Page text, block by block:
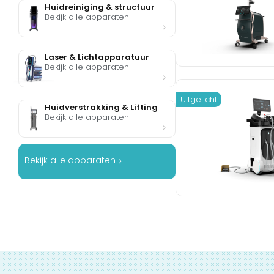
Huidreiniging & structuur
Bekijk alle apparaten
Laser & Lichtapparatuur
Bekijk alle apparaten
Huidverstrakking & Lifting
Bekijk alle apparaten
Bekijk alle apparaten
Uitgelicht